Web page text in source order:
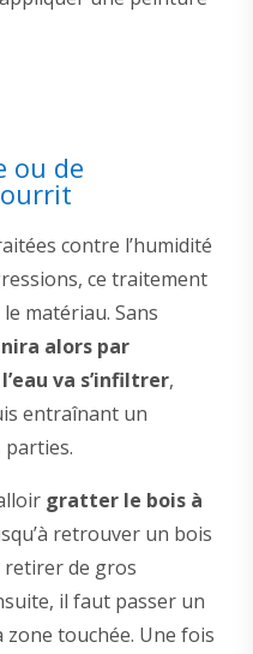
ou de
contre l’humidité
ce traitement
matériau. Sans
alors par
va s’infiltrer,
entraînant un
gratter le bois à
retrouver un bois
retirer de gros
il faut passer un
touchée. Une fois